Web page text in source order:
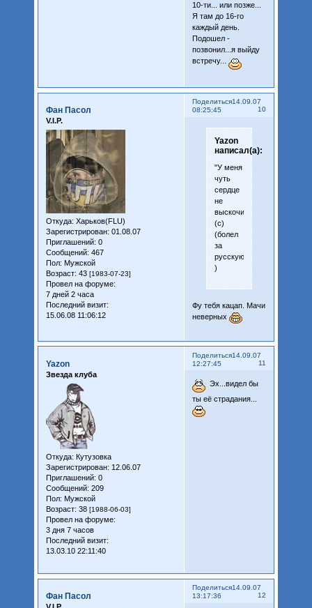
10-ти... или позже...
Я там до 16-го
каждый день.
Подошел -
позвонил...я выйду
встречу...
Поделиться
10
14.09.07
08:25:45
Фан Пасол
V.I.P.
Откуда: Харьков(FLU)
Зарегистрирован: 01.08.07
Приглашений: 0
Сообщений: 467
Пол: Мужской
Возраст: 43 [1983-07-23]
Провел на форуме:
7 дней 2 часа
Последний визит:
15.06.08 11:06:12
Yazon
написал(а):
"У меня
чуть
сердце
не
выскочило"
(с)
(болел
за
русскую
)
Фу тебя кацап. Мачи
неверных
Поделиться
11
14.09.07
12:27:45
Yazon
Звезда клуба
Откуда: Кутузовка
Зарегистрирован: 12.06.07
Приглашений: 0
Сообщений: 209
Пол: Мужской
Возраст: 38 [1988-06-03]
Провел на форуме:
3 дня 7 часов
Последний визит:
13.03.10 22:11:40
Эх...видел бы
ты её страдания...
Поделиться
12
14.09.07
13:17:36
Фан Пасол